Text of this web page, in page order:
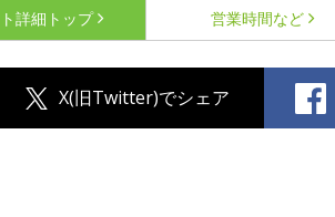
詳細 トップ 営業時間など
X(旧Twitter)でシェア